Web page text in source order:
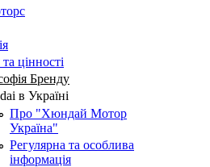
цінності
Бренду
в Україні
Про "Хюндай Мотор
Україна"
Регулярна та особлива
інформація